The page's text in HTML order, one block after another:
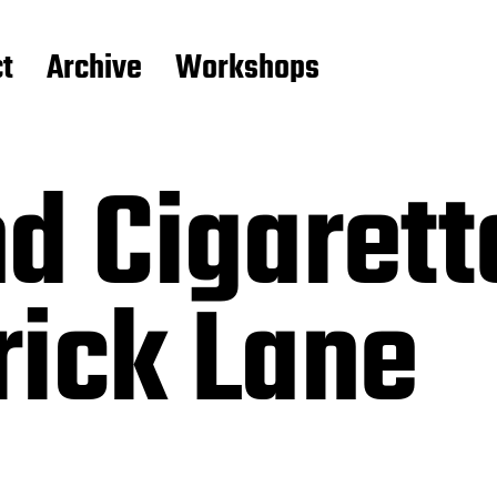
Archive Workshops
Lane